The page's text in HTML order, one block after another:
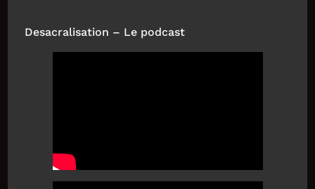
Desacralisation – Le podcast